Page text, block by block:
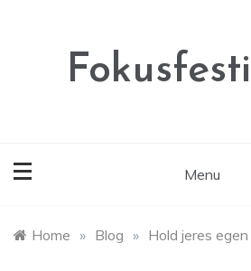
Menu
Home » Blog » Hold jeres